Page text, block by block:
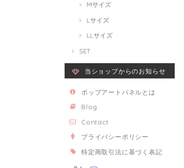
Mサイズ
Lサイズ
LLサイズ
SET
当ショップからのお知らせ
ポップアートパネルとは
Blog
Contact
プライバシーポリシー
特定商取引法に基づく表記